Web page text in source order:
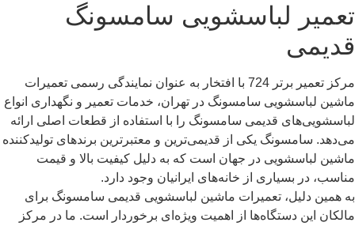
تعمیر لباسشویی سامسونگ
قدیمی
مرکز تعمیر برتر 724 با افتخار به عنوان نمایندگی رسمی تعمیرات
ماشین لباسشویی سامسونگ در تهران، خدمات تعمیر و نگهداری انواع
لباسشویی‌های قدیمی سامسونگ را با استفاده از قطعات اصلی ارائه
می‌دهد. سامسونگ یکی از قدیمی‌ترین و معتبرترین برندهای تولیدکننده
ماشین لباسشویی در جهان است که به دلیل کیفیت بالا و قیمت
مناسب، در بسیاری از خانه‌های ایرانیان وجود دارد.
به همین دلیل، تعمیرات ماشین لباسشویی قدیمی سامسونگ برای
مالکان این دستگاه‌ها از اهمیت ویژه‌ای برخوردار است. ما در مرکز